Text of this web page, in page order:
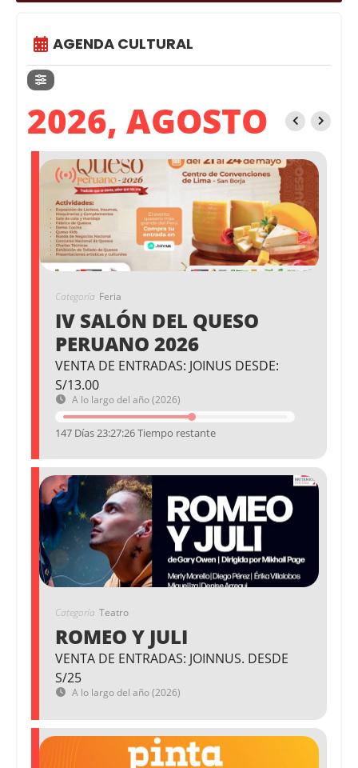
AGENDA CULTURAL
2026, AGOSTO
Categoría Feria
IV SALÓN DEL QUESO
PERUANO 2026
VENTA DE ENTRADAS: JOINUS DESDE:
S/13.00
A lo largo del año (2026)
147 Días 23:27:26 Tiempo restante
Categoría Teatro
ROMEO Y JULI
VENTA DE ENTRADAS: JOINNUS. DESDE
S/25
A lo largo del año (2026)